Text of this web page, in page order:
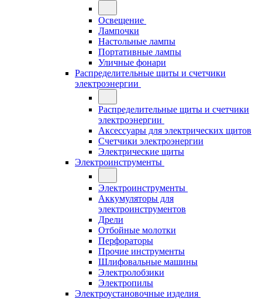
Освещение
Лампочки
Настольные лампы
Портативные лампы
Уличные фонари
Распределительные щиты и счетчики
электроэнергии
Распределительные щиты и счетчики
электроэнергии
Аксессуары для электрических щитов
Счетчики электроэнергии
Электрические щиты
Электроинструменты
Электроинструменты
Аккумуляторы для
электроинструментов
Дрели
Отбойные молотки
Перфораторы
Прочие инструменты
Шлифовальные машины
Электролобзики
Электропилы
Электроустановочные изделия